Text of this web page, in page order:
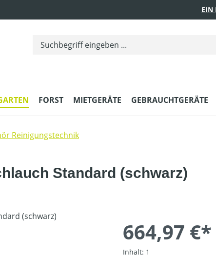
EIN
FORST MIETGERÄTE GEBRAUCHTGERÄTE
Reinigungstechnik
Standard (schwarz)
664,97 €*
Inhalt: 1